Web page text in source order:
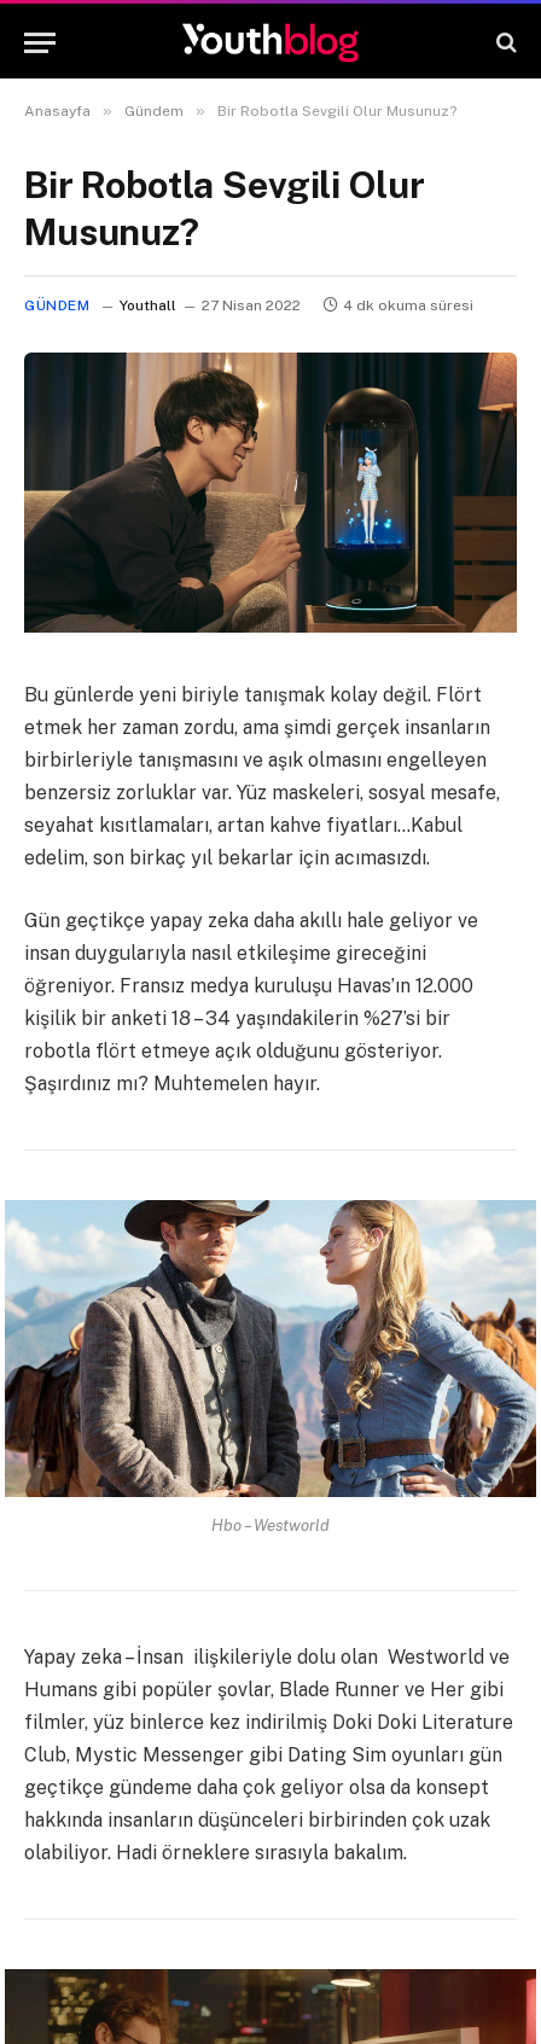
Anasayfa » Gündem » Bir Robotla Sevgili Olur Musunuz?
Bir Robotla Sevgili Olur
Musunuz?
GÜNDEM Youthall 27 Nisan 2022 4 dk okuma süresi
Bu günlerde yeni biriyle tanışmak kolay değil. Flört
etmek her zaman zordu, ama şimdi gerçek insanların
birbirleriyle tanışmasını ve aşık olmasını engelleyen
benzersiz zorluklar var. Yüz maskeleri, sosyal mesafe,
seyahat kısıtlamaları, artan kahve fiyatları…Kabul
edelim, son birkaç yıl bekarlar için acımasızdı.
Gün geçtikçe yapay zeka daha akıllı hale geliyor ve
insan duygularıyla nasıl etkileşime gireceğini
öğreniyor. Fransız medya kuruluşu Havas’ın 12.000
kişilik bir anketi 18 – 34 yaşındakilerin %27’si bir
robotla flört etmeye açık olduğunu gösteriyor.
Şaşırdınız mı? Muhtemelen hayır.
Hbo – Westworld
Yapay zeka – İnsan ilişkileriyle dolu olan Westworld ve
Humans gibi popüler şovlar, Blade Runner ve Her gibi
filmler, yüz binlerce kez indirilmiş Doki Doki Literature
Club, Mystic Messenger gibi Dating Sim oyunları gün
geçtikçe gündeme daha çok geliyor olsa da konsept
hakkında insanların düşünceleri birbirinden çok uzak
olabiliyor. Hadi örneklere sırasıyla bakalım.